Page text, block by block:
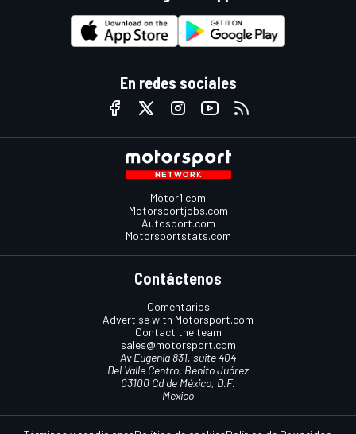
En redes sociales
Motor1.com
Motorsportjobs.com
Autosport.com
Motorsportstats.com
Contáctenos
Comentarios
Advertise with Motorsport.com
Contact the team
sales@motorsport.com
Av Eugenia 831, suite 404
Del Valle Centro, Benito Juárez
03100 Cd de México, D.F.
Mexico